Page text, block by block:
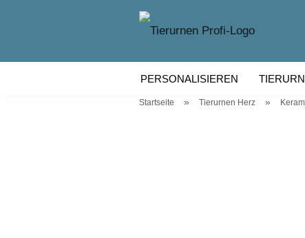
PERSONALISIEREN
Startseite » Tierurnen Herz »